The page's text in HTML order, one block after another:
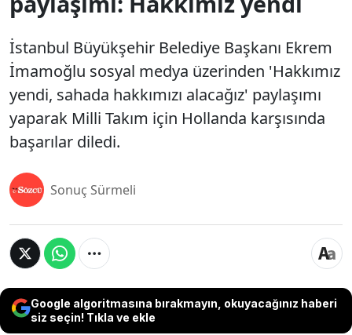
İstanbul Büyükşehir Belediye Başkanı Ekrem
İmamoğlu sosyal medya üzerinden 'Hakkımız
yendi, sahada hakkımızı alacağız' paylaşımı
yaparak Milli Takım için Hollanda karşısında
başarılar diledi.
Sonuç Sürmeli
Google algoritmasına bırakmayın, okuyacağınız haberi
siz seçin! Tıkla ve ekle